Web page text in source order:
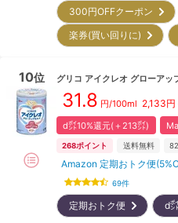
300円OFFクーポン
楽券(買い回りに)
10位 グリコ アイクレオ グローア
31.8 円/100ml 2,133円
d㌽10%還元(＋213㌽)
268ポイント 送料無料
Amazon 定期おトク便
69件
定期おトク便 d